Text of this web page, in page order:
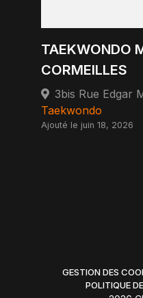
TAEKWONDO
CORMEILLES
3bis Rue Edgar
Taekwondo
Ajouté le juin 18, 2026
GESTION DES
POLITIQUE